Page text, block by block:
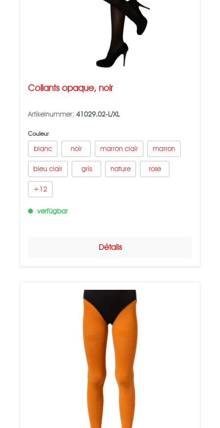
Collants opaque, noir
Artikelnummer: 41029.02-L/XL
Couleur
blanc noir marron clair marron
bleu clair gris nature rose
+12
verfügbar
Détails